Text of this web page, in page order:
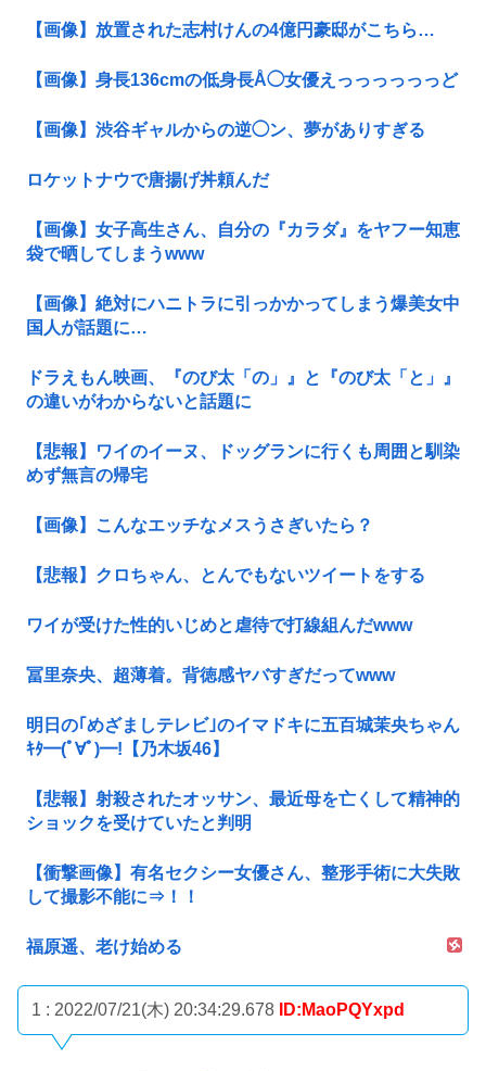
【画像】放置された志村けんの4億円豪邸がこちら…
【画像】身長136cmの低身長Å◯女優えっっっっっっど
【画像】渋谷ギャルからの逆◯ン、夢がありすぎる
ロケットナウで唐揚げ丼頼んだ
【画像】女子高生さん、自分の『カラダ』をヤフー知恵
袋で晒してしまうwww
【画像】絶対にハニトラに引っかかってしまう爆美女中
国人が話題に…
ドラえもん映画、『のび太「の」』と『のび太「と」』
の違いがわからないと話題に
【悲報】ワイのイーヌ、ドッグランに行くも周囲と馴染
めず無言の帰宅
【画像】こんなエッチなメスうさぎいたら？
【悲報】クロちゃん、とんでもないツイートをする
ワイが受けた性的いじめと虐待で打線組んだwww
冨里奈央、超薄着。背徳感ヤバすぎだってwww
明日の｢めざましテレビ｣のイマドキに五百城茉央ちゃん
ｷﾀ━(ﾟ∀ﾟ)━!【乃木坂46】
【悲報】射殺されたオッサン、最近母を亡くして精神的
ショックを受けていたと判明
【衝撃画像】有名セクシー女優さん、整形手術に大失敗
して撮影不能に⇒！！
福原遥、老け始める
1 : 2022/07/21(木) 20:34:29.678 ID:MaoPQYxpd